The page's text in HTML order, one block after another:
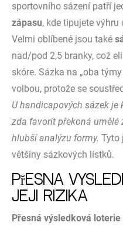
sportovního sázení patří
zápasu, kde tipujete
Velmi oblíbené jsou také
nad/pod 2,5 branky, což
skóre. Sázka na „oba
volbou, protože se
U handicapových sázek
zda favorit překoná umělé
hlubší analýzu formy. Tyto
většiny sázkových lístků.
Přesná
její rizika
Přesná výsledková loterie